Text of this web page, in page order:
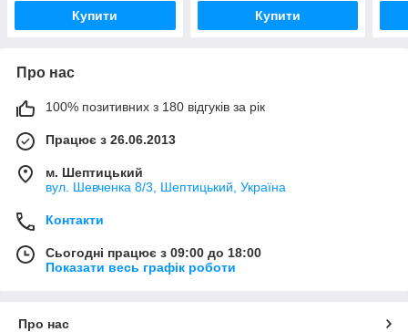
Купити Купити
Про нас
100% позитивних з 180 відгуків за рік
Працює з 26.06.2013
м. Шептицький
вул. Шевченка 8/3, Шептицький, Україна
Контакти
Сьогодні працює з 09:00 до 18:00
Показати весь графік роботи
Про нас